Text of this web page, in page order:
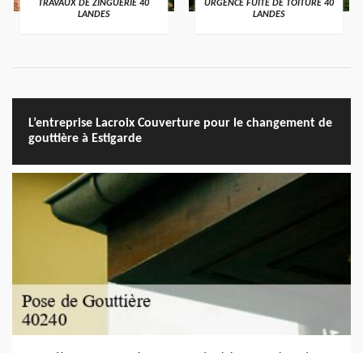
TRAVAUX DE ZINGUERIE 40
LANDES
URGENCE FUITE DE TOITURE 40
LANDES
L’entreprise Lacroix Couverture pour le changement de
gouttière à Estigarde